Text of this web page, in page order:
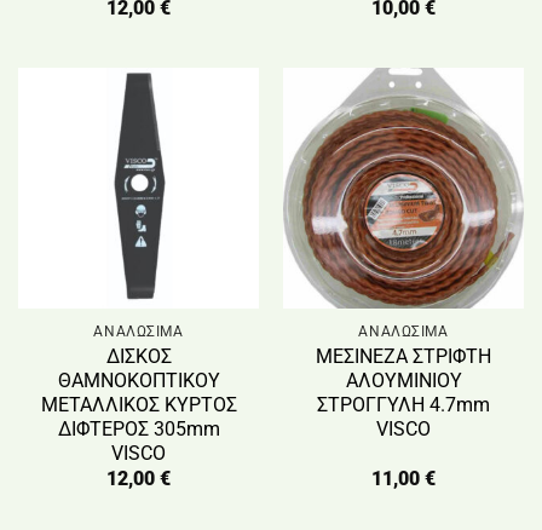
12,00 €
10,00 €
ΑΝΑΛΩΣΙΜΑ
ΔΙΣΚΟΣ
ΘΑΜΝΟΚΟΠΤΙΚΟΥ
ΜΕΤΑΛΛΙΚΟΣ ΚΥΡΤΟΣ
ΔΙΦΤΕΡΟΣ 305mm
VISCO
12,00 €
ΑΝΑΛΩΣΙΜΑ
ΜΕΣΙΝΕΖΑ ΣΤΡΙΦΤΗ
ΑΛΟΥΜΙΝΙΟΥ
ΣΤΡΟΓΓΥΛΗ 4.7mm
VISCO
11,00 €